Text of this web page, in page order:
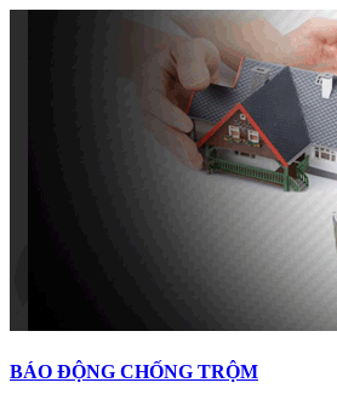
BÁO ĐỘNG CHỐNG TRỘM